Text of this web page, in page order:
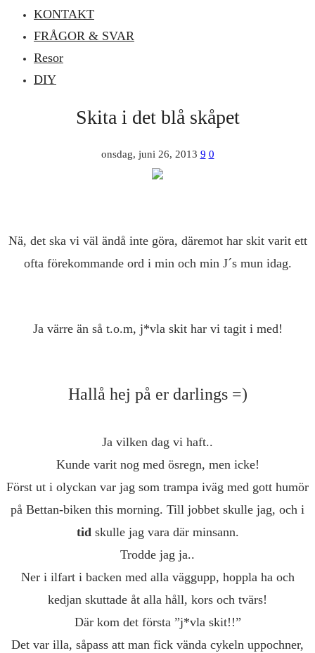
KONTAKT
FRÅGOR & SVAR
Resor
DIY
Skita i det blå skåpet
onsdag, juni 26, 2013 9 0
Nä, det ska vi väl ändå inte göra, däremot har skit varit ett
ofta förekommande ord i min och min J´s mun idag.
Ja värre än så t.o.m, j*vla skit har vi tagit i med!
Hallå hej på er darlings =)
Ja vilken dag vi haft..
Kunde varit nog med ösregn, men icke!
Först ut i olyckan var jag som trampa iväg med gott humör
på Bettan-biken this morning. Till jobbet skulle jag, och i
tidskulle jag vara där minsann.
Trodde jag ja..
Ner i ilfart i backen med alla väggupp, hoppla ha och
kedjan skuttade åt alla håll, kors och tvärs!
Där kom det första ”j*vla skit!!”
Det var illa, såpass att man fick vända cykeln uppochner,